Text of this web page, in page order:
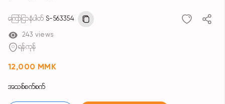
ကြော်ငြာနံပါတ် S-563354
243 views
ရန်ကုန်
12,000 MMK
အသစ်စက်စက်